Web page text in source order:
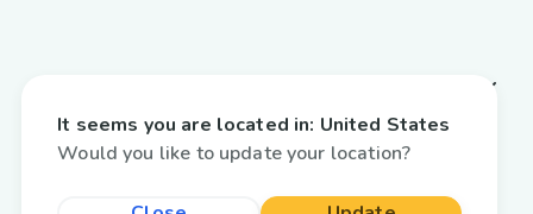
Useful links
It seems you are located in: United States
Would you like to update your location?